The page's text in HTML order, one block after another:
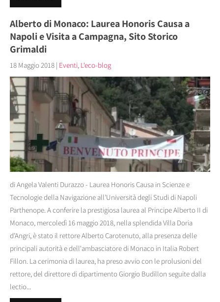
Alberto di Monaco: Laurea Honoris Causa a
Napoli e Visita a Campagna, Sito Storico
Grimaldi
18 Maggio 2018 | Eventi, L'eco-blog
di Angela Valenti Durazzo - Laurea Honoris Causa in Scienze e
Tecnologie della Navigazione all’Università degli Studi di Napoli
Parthenope. A conferire la prestigiosa laurea al Principe Alberto II di
Monaco, mercoledì 16 maggio 2018, nella splendida Villa Doria
d’Angri, è stato il rettore Alberto Carotenuto, alla presenza delle
principali autorità e dell'ambasciatore di Monaco in Italia Robert
Fillon. La cerimonia di laurea, ha preso avvio con le prolusioni del
rettore, del direttore di dipartimento Giorgio Budillon seguite dalla
lectio...